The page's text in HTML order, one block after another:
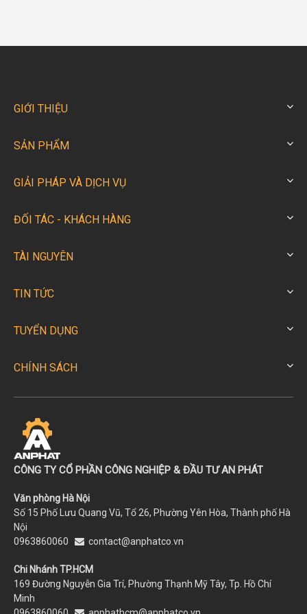
núm điều chỉnh lại.
không được bóp giữ lâu dài.
sử dụng
+ Sau khi làm việc xong phải lau chùi sạch sẽ; đặc
biệt là ở đầu ống hơi vào để tránh bụi bẩn, cát sạn
+ Bình mỡ cung cấp phải thật sạch; ty bơm phải
kín để tránh bụi bẩn, không khí, nước rơi vào bình
+ Không nên để máy hoạt động lâu dài và liên tục,
không bóp cò súng liên tục, bơm xong khóa van
hơi nguồn.
GIỚI THIỆU
SẢN PHẨM
GIẢI PHÁP VÀ DỊCH VỤ
ĐỐI TÁC - KHÁCH HÀNG
TÀI NGUYÊN
TIN TỨC
TUYỂN DỤNG
CHÍNH SÁCH
CÔNG TY CỔ PHẦN CÔNG NGHIỆP & ĐẦU TƯ AN PHÁT
Văn phòng Hà Nội
Số 15 Phố Lưu Quang Vũ, Tổ 26, Phường Yên Hòa, Thành phố Hà
Nội
0963860060
contact@anphatco.vn
Chi Nhánh TP.HCM
169 Đường Nguyễn Gia Trí, Phường Thạnh Mỹ Tây, Tp. Hồ Chí
Minh